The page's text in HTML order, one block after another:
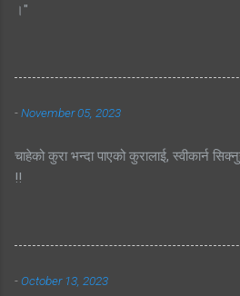
।"
-November 05, 2023
चाहेको कुरा भन्दा पाएको कुरालाई, स्वीकार्न
!!
-October 13, 2023